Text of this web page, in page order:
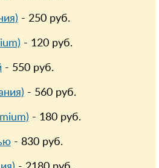
- 250руб.
- 120руб.
- 550руб.
- 560руб.
- 180руб.
- 830руб.